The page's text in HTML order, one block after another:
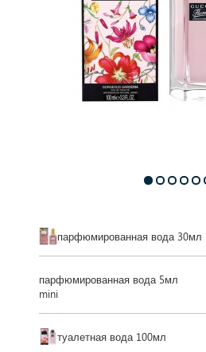
парфюмированная вода 30мл
парфюмированная вода 5мл
mini
туалетная вода 100мл